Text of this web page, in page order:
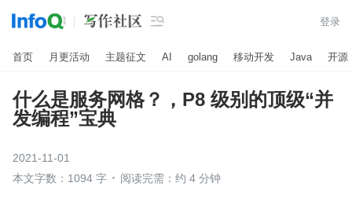
 登录
首页 月更活动 主题征文 AI golang 移动开发 Java 开源
什么是服务网格？，P8 级别的顶级“并
发编程”宝典
2021-11-01
本文字数：1094 字
阅读完需：约 4 分钟